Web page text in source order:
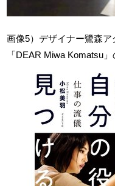
画像5）デザイナー鷺森
「DEAR Miwa Komatsu